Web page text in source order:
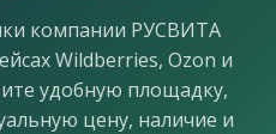
компании РУСВИТА
Wildberries, Ozon и
удобную площадку,
цену, наличие и